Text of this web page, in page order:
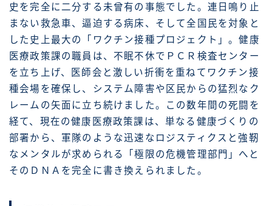
史を完全に二分する未曾有の事態でした。連日鳴り止
まない救急車、逼迫する病床、そして全国民を対象と
した史上最大の「ワクチン接種プロジェクト」。健康
医療政策課の職員は、不眠不休でＰＣＲ検査センター
を立ち上げ、医師会と激しい折衝を重ねてワクチン接
種会場を確保し、システム障害や区民からの猛烈なク
レームの矢面に立ち続けました。この数年間の死闘を
経て、現在の健康医療政策課は、単なる健康づくりの
部署から、軍隊のような迅速なロジスティクスと強靭
なメンタルが求められる「極限の危機管理部門」へと
そのＤＮＡを完全に書き換えられました。